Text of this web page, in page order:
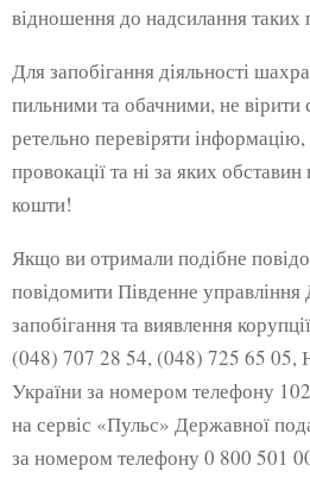
відношення до надсилання таких
Для запобігання діяльності
пильними та обачними, не
ретельно перевіряти інформацію,
провокації та ні за яких
кошти!
Якщо ви отримали подібне
повідомити Південне
запобігання та виявлення
(048) 707 28 54, (048) 725 65 05,
України за номером телефону
на сервіс «Пульс» Державної
за номером телефону 0 800 501